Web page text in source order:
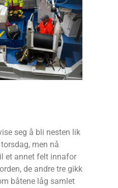
seg å bli nesten lik
men nå
et annet felt innafor
de andre tre gikk
båtene låg samlet